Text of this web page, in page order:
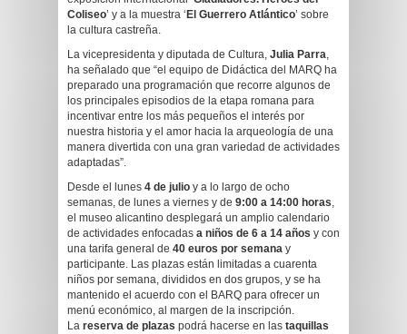
Coliseo’ y a la muestra ‘ El Guerrero Atlántico’ sobre
la cultura castreña.
La vicepresidenta y diputada de Cultura, Julia Parra,
ha señalado que “el equipo de Didáctica del MARQ ha
preparado una programación que recorre algunos de
los principales episodios de la etapa romana para
incentivar entre los más pequeños el interés por
nuestra historia y el amor hacia la arqueología de una
manera divertida con una gran variedad de actividades
adaptadas”.
Desde el lunes 4 de julio y a lo largo de ocho
semanas, de lunes a viernes y de 9:00 a 14:00 horas,
el museo alicantino desplegará un amplio calendario
de actividades enfocadas a niños de 6 a 14 años y con
una tarifa general de 40 euros por semana y
participante. Las plazas están limitadas a cuarenta
niños por semana, divididos en dos grupos, y se ha
mantenido el acuerdo con el BARQ para ofrecer un
menú económico, al margen de la inscripción.
La reserva de plazas podrá hacerse en las taquillas